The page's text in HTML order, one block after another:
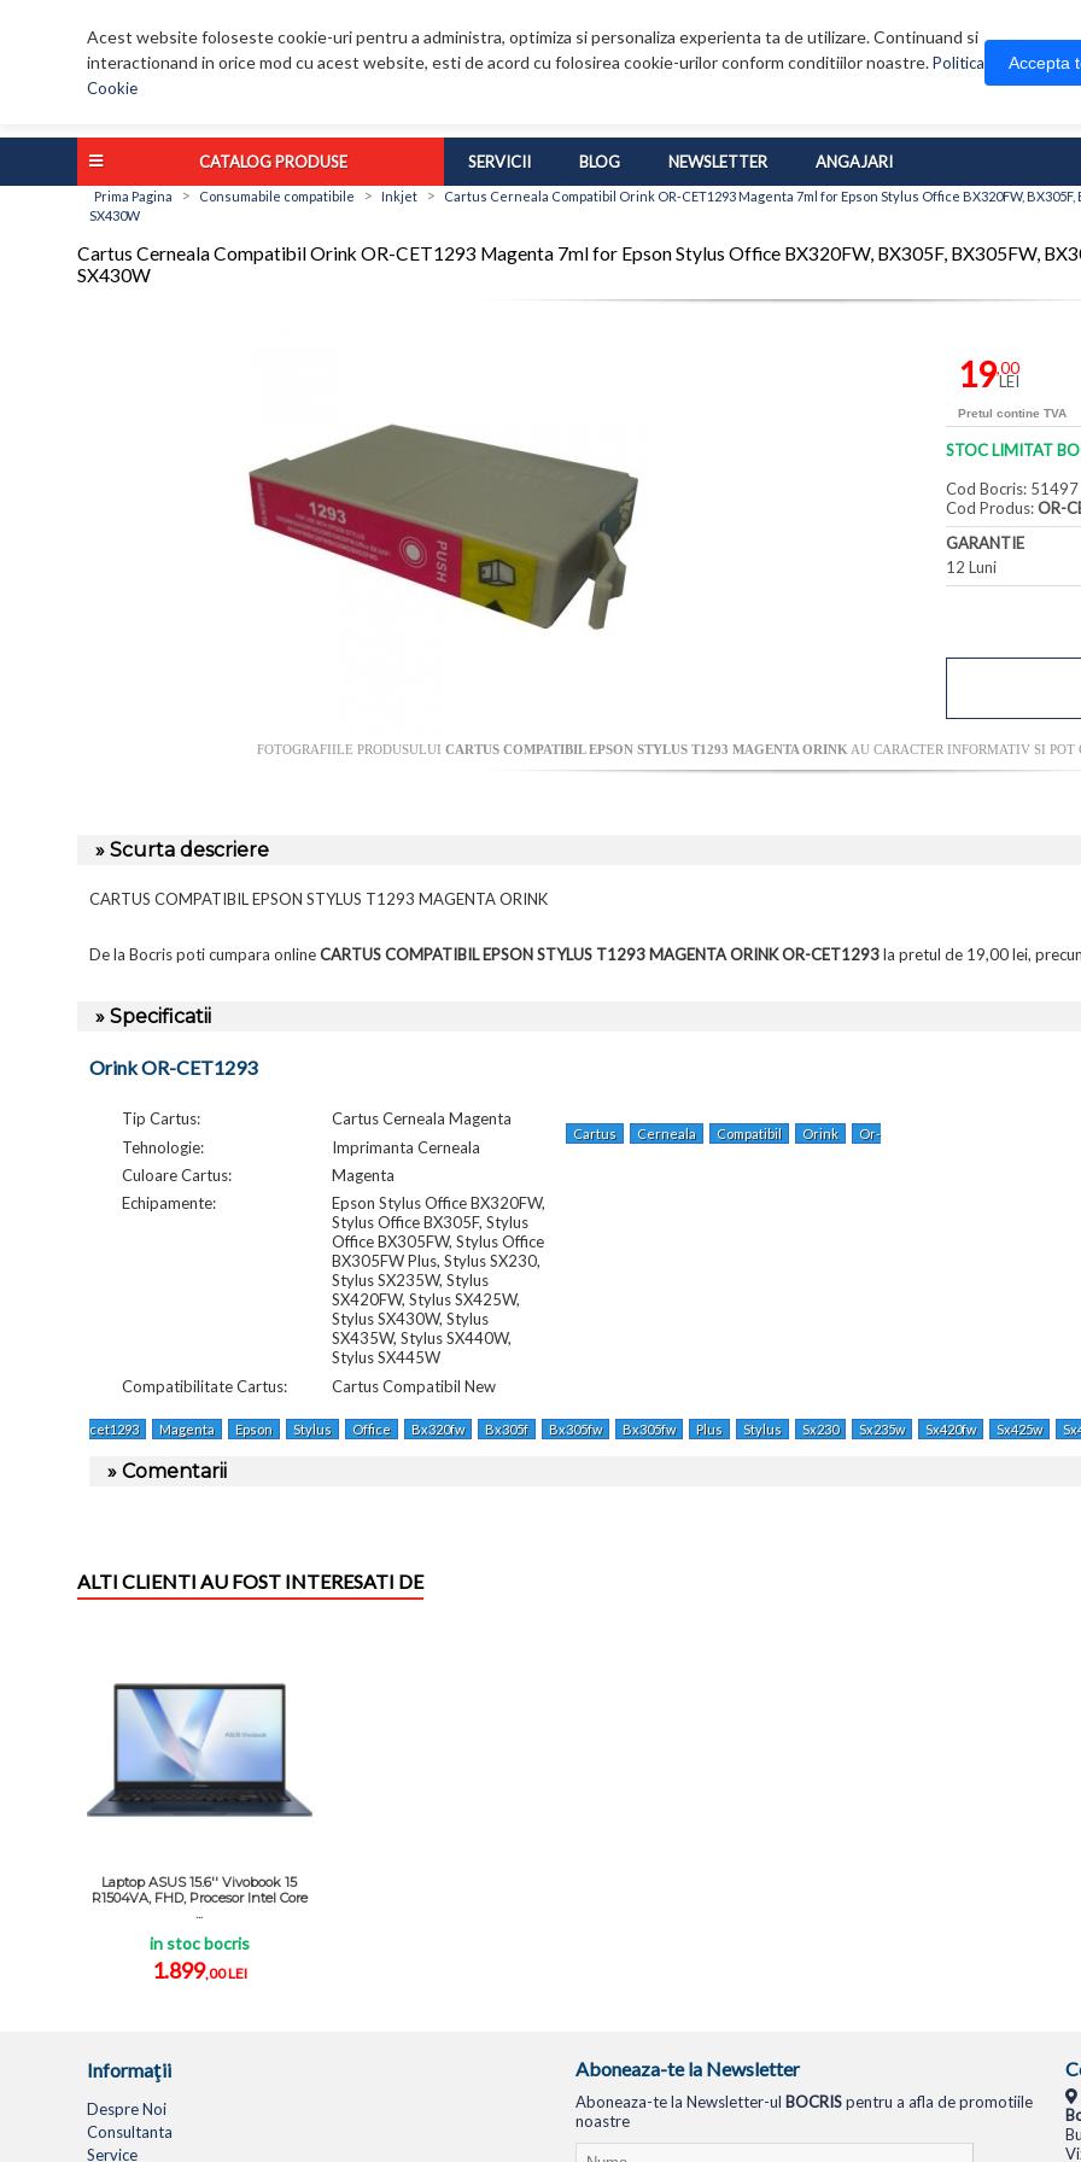
Acest website foloseste cookie-uri pentru a administra, optimiza si personaliza experienta ta de utilizare. Continuand si
interactionand in orice mod cu acest website, esti de acord cu folosirea cookie-urilor conform conditiilor noastre.Politica
Cookie
Accepta
CATALOG PRODUSE SERVICII BLOG NEWSLETTER ANGAJARI
Prima Pagina > Consumabile compatibile > Inkjet >
Cartus Cerneala Compatibil Orink OR-CET1293 Magenta 7ml for Epson Stylus Office BX320FW, BX305F,
SX430W
Cartus Cerneala Compatibil Orink OR-CET1293 Magenta 7ml for Epson Stylus Office BX320FW, BX305F, BX305FW,
SX430W
19,00
LEI
Pretul contine TVA
STOC LIMITAT
Cod Bocris: 51497
Cod Produs:OR-
GARANTIE
12 Luni
FOTOGRAFIILE PRODUSULUI CARTUS COMPATIBIL EPSON STYLUS T1293 MAGENTA ORINK AU CARACTER INFORMATIV SI POT
» Scurta descriere
CARTUS COMPATIBIL EPSON STYLUS T1293 MAGENTA ORINK
De la Bocris poti cumpara onlineCARTUS COMPATIBIL EPSON STYLUS T1293 MAGENTA ORINK OR-CET1293la pretul de 19,00 lei,
» Specificatii
Orink OR-CET1293
Tip Cartus:
Cartus Cerneala Magenta
Tehnologie:
Imprimanta Cerneala
Culoare Cartus:
Magenta
Echipamente:
Epson Stylus Office BX320FW,
Stylus Office BX305F, Stylus
Office BX305FW, Stylus Office
BX305FW Plus, Stylus SX230,
Stylus SX235W, Stylus
SX420FW, Stylus SX425W,
Stylus SX430W, Stylus
SX435W, Stylus SX440W,
Stylus SX445W
Compatibilitate Cartus:
Cartus Compatibil New
Cartus Cerneala Compatibil Orink Or-
cet1293 Magenta Epson Stylus Office Bx320fw Bx305f Bx305fw Bx305fw Plus Stylus Sx230 Sx235w Sx420fw Sx425w
» Comentarii
ALTI CLIENTI AU FOST INTERESATI DE
Laptop ASUS 15.6'' Vivobook 15
R1504VA, FHD, Procesor Intel Core
...
in stoc bocris
1.899,00 LEI
Informaţii
Despre Noi
Consultanta
Service
Aboneaza-te la Newsletter
Aboneaza-te la Newsletter-ul BOCRISpentru a afla de promotiile
noastre